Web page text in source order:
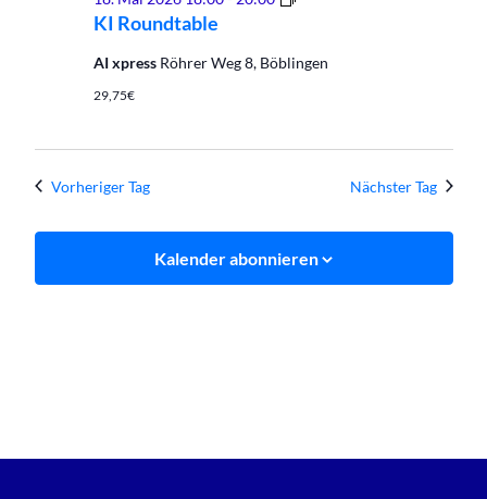
2026
KI Roundtable
Einladung
Führungskräfte
der
Region
AI xpress Röhrer Weg 8, Böblingen
29,75€
Vorheriger Tag Nächster Tag
Kalender abonnieren